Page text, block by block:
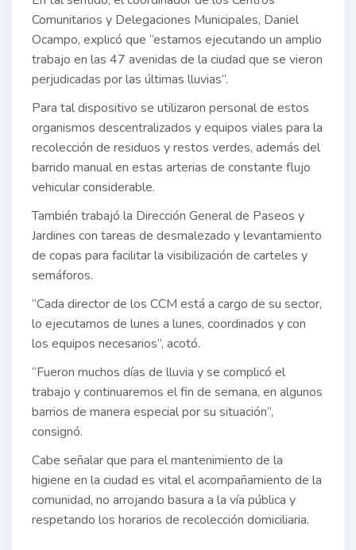
Comunitarios y Delegaciones Municipales, Daniel
Ocampo, explicó que “estamos ejecutando un amplio
trabajo en las 47 avenidas de la ciudad que se vieron
perjudicadas por las últimas lluvias”.
Para tal dispositivo se utilizaron personal de estos
organismos descentralizados y equipos viales para la
recolección de residuos y restos verdes, además del
barrido manual en estas arterias de constante flujo
vehicular considerable.
También trabajó la Dirección General de Paseos y
Jardines con tareas de desmalezado y levantamiento
de copas para facilitar la visibilización de carteles y
semáforos.
“Cada director de los CCM está a cargo de su sector,
lo ejecutamos de lunes a lunes, coordinados y con
los equipos necesarios”, acotó.
“Fueron muchos días de lluvia y se complicó el
trabajo y continuaremos el fin de semana, en algunos
barrios de manera especial por su situación”,
consignó.
Cabe señalar que para el mantenimiento de la
higiene en la ciudad es vital el acompañamiento de la
comunidad, no arrojando basura a la vía pública y
respetando los horarios de recolección domiciliaria.